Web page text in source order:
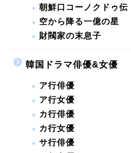
朝鮮口コーノクドゥ伝
空から降る一億の星
財閥家の末息子
韓国ドラマ俳優&女優
ア行俳優
ア行女優
カ行俳優
カ行女優
サ行俳優